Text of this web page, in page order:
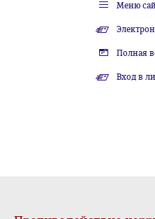
Меню
Полная
Вход в